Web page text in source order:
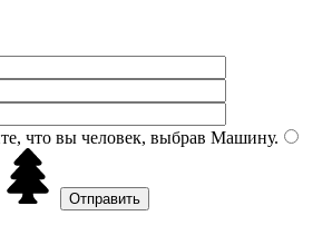
что вы человек, выбрав Машину.